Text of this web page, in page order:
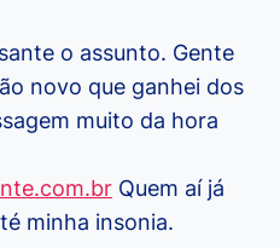
o assunto. Gente
novo que ganhei dos
muito da hora
Quem aí já
minha insonia.